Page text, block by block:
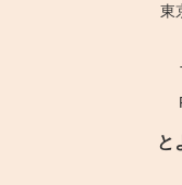
東
と